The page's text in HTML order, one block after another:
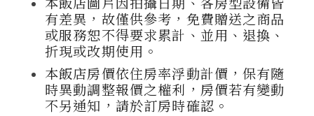
有差異，故僅供參考，免費贈送之商品
或服務恕不得要求累計、並用、退換、
折現或改期使用。
本飯店房價依住房率浮動計價，保有隨
時異動調整報價之權利，房價若有變動
不另通知，請於訂房時確認。